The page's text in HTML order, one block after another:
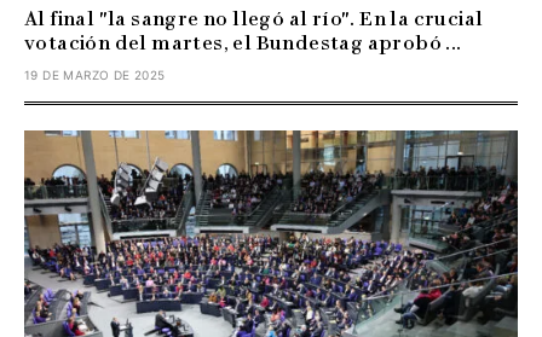
Al final "la sangre no llegó al río". En la crucial
votación del martes, el Bundestag aprobó ...
19 DE MARZO DE 2025